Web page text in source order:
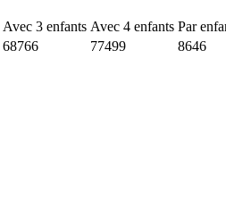
Avec 3 enfants Avec 4 enfants Par
68766 77499 8646